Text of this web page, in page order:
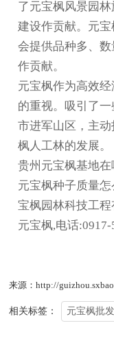
了元宝枫风景园
建设作贡献。元
会提供品种多、
作贡献。
元宝枫作为高效
的重视。吸引了
市进军山区，主
枫人工林的发展。
贵州元宝枫基地
元宝枫种子质量
宝枫园林科技工
元宝枫,电话:0917-
来源：http://
相关标签： 元宝枫批发